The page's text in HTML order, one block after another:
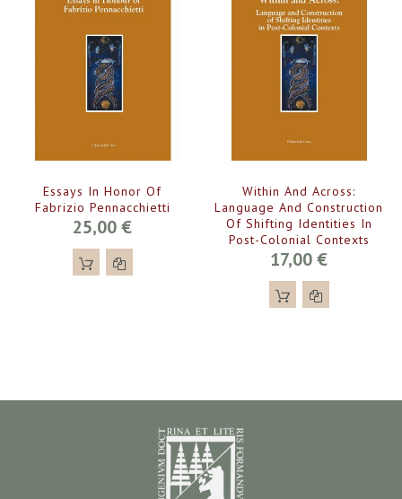
Essays In Honor Of
Fabrizio Pennacchietti
25,00 €
Within And Across:
Language And Construction
Of Shifting Identities In
Post-Colonial Contexts
17,00 €